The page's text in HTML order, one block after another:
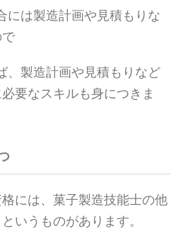
には製造計画や見積もりな
、製造計画や見積もりなど
要なスキルも身につきま
には、菓子製造技能士の他
というものがあります。